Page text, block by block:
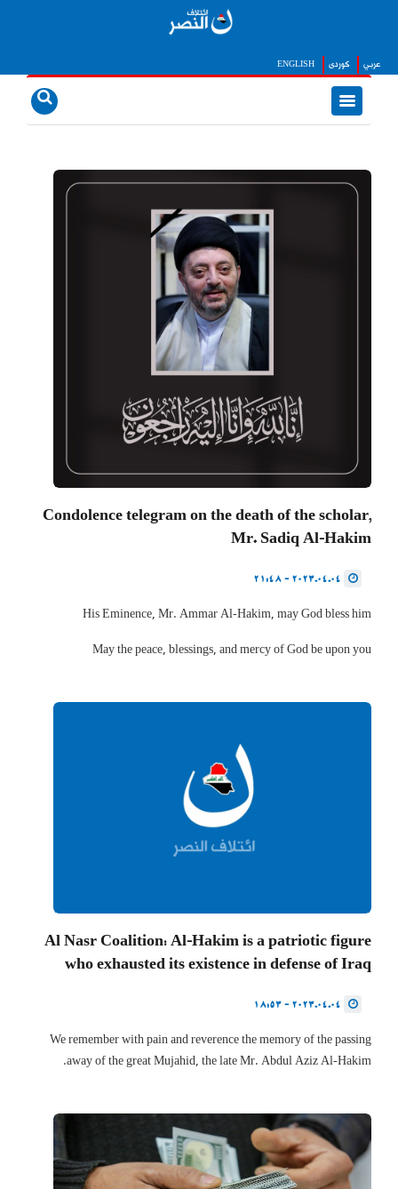
ENGLISH كوردى عربي
Condolence telegram on the death of the scholar,
Mr. Sadiq Al-Hakim
His Eminence, Mr. Ammar Al-Hakim, may God bless him
May the peace, blessings, and mercy of God be upon you
Al Nasr Coalition: Al-Hakim is a patriotic figure
who exhausted its existence in defense of Iraq
We remember with pain and reverence the memory of the passing
away of the great Mujahid, the late Mr. Abdul Aziz Al-Hakim.